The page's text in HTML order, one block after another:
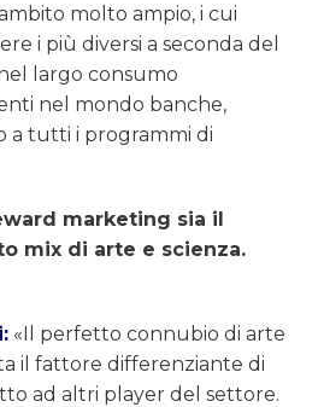
molto ampio, i cui
i più diversi a seconda del
largo consumo
nel mondo banche,
a tutti i programmi di
marketing sia il
mix di arte e scienza.
«Il perfetto connubio di arte
il fattore differenziante di
ad altri player del settore.